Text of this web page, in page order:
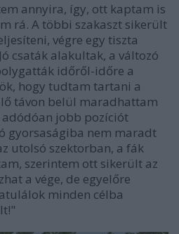
annyira, így, ott kaptam is
rá. A többi szakaszt sikerült
végre egy tiszta
csaták alakultak, a változó
időről-időre a
hogy tudtam tartani a
távon belül maradhattam
jobb pozíciót
gyorsaságiba nem maradt
utolsó szektorban, a fák
szerintem ott sikerült az
a vége, de egyelőre
minden célba